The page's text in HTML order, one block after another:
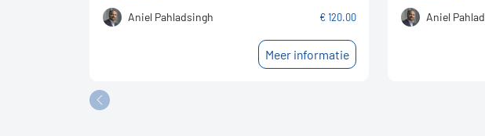
Aniel Pahladsingh € 120.00
Meer informatie
Aniel